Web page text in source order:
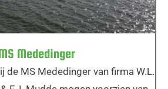
Mededinger
de MS Mededinger van firma W.L.